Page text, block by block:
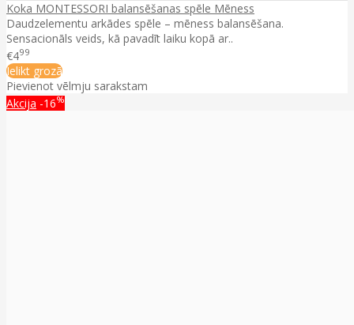
Koka MONTESSORI balansēšanas spēle Mēness
Daudzelementu arkādes spēle – mēness balansēšana.
Sensacionāls veids, kā pavadīt laiku kopā ar..
€499
Ielikt grozā
Pievienot vēlmju sarakstam
Akcija -16%